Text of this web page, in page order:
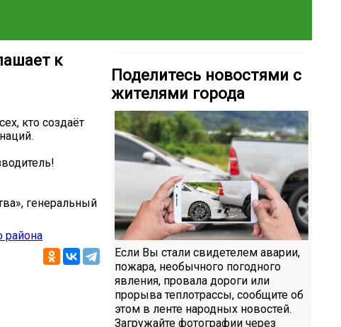
к
кто создаёт
генеральный
района
Поделитесь новостями с
жителями города
Если Вы стали свидетелем аварии,
пожара, необычного погодного
явления, провала дороги или
прорыва теплотрассы, сообщите об
этом в ленте народных новостей.
Загружайте фотографии через